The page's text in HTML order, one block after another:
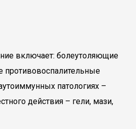
включает: болеутоляющие
противовоспалительные
патологиях –
действия – гели, мази,